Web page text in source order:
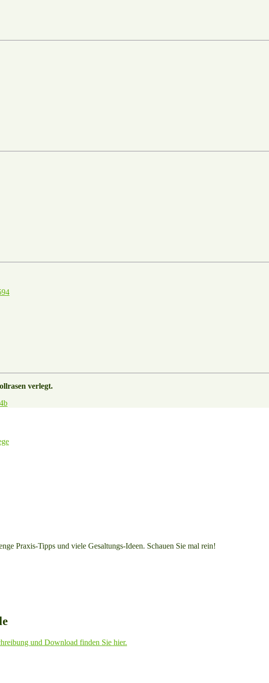
verlegt.
Praxis-Tipps und viele Gesaltungs-Ideen. Schauen Sie mal rein!
und Download finden Sie hier.